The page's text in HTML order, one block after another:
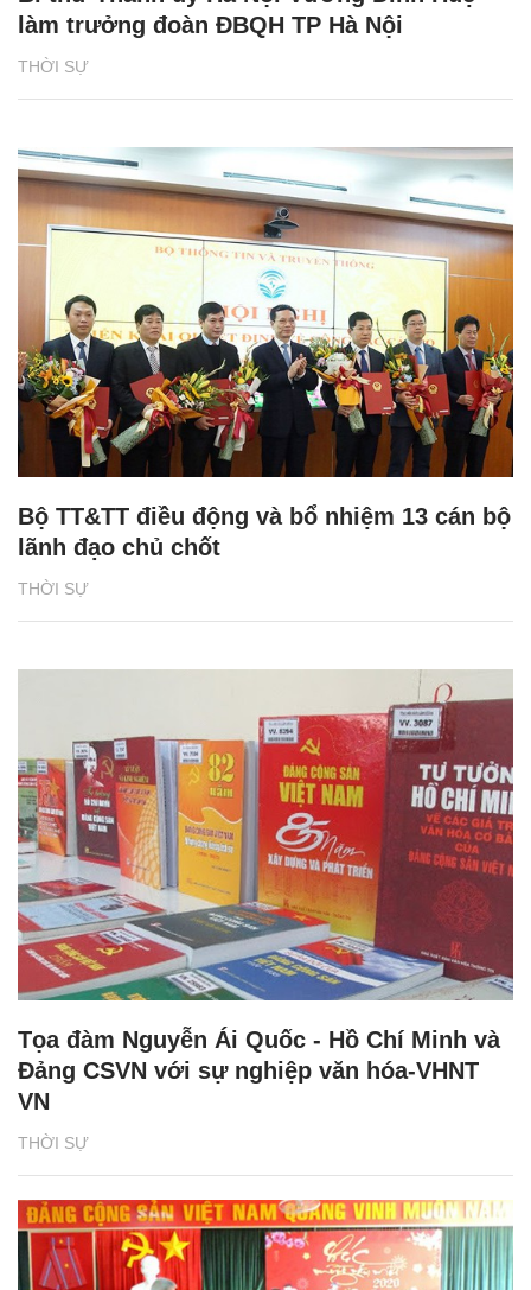
THỜI SỰ
làm trưởng đoàn ĐBQH TP Hà Nội
THỜI SỰ
Bộ TT&TT điều động và bổ nhiệm 13 cán bộ
lãnh đạo chủ chốt
THỜI SỰ
Tọa đàm Nguyễn Ái Quốc - Hồ Chí Minh và
Đảng CSVN với sự nghiệp văn hóa-VHNT
VN